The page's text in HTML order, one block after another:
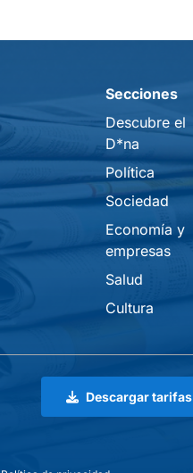
Secciones
Descubre el
D*na
Política
Sociedad
Economía y
empresas
Salud
Cultura
Descargar tarifas